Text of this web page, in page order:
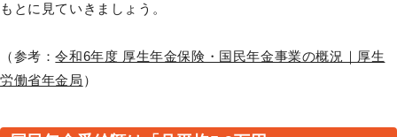
もとに見ていきましょう。
（参考：令和6年度 厚生年金保険・国民年金事業の概況｜厚生
労働省年金局 ）